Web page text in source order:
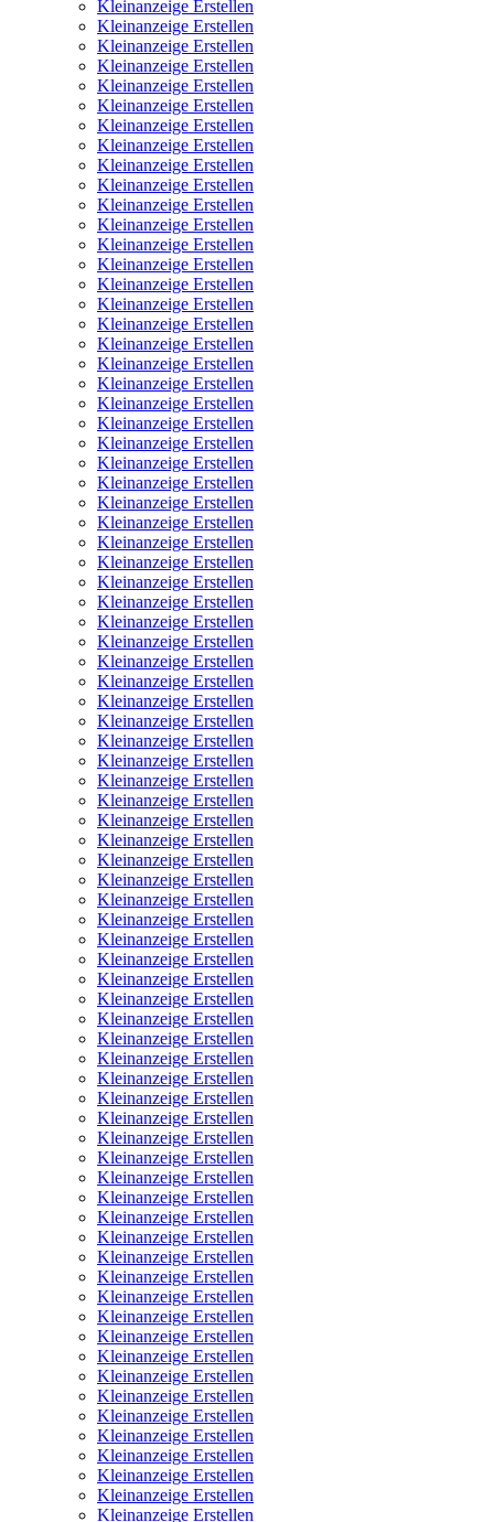
Kleinanzeige Erstellen
Kleinanzeige Erstellen
Kleinanzeige Erstellen
Kleinanzeige Erstellen
Kleinanzeige Erstellen
Kleinanzeige Erstellen
Kleinanzeige Erstellen
Kleinanzeige Erstellen
Kleinanzeige Erstellen
Kleinanzeige Erstellen
Kleinanzeige Erstellen
Kleinanzeige Erstellen
Kleinanzeige Erstellen
Kleinanzeige Erstellen
Kleinanzeige Erstellen
Kleinanzeige Erstellen
Kleinanzeige Erstellen
Kleinanzeige Erstellen
Kleinanzeige Erstellen
Kleinanzeige Erstellen
Kleinanzeige Erstellen
Kleinanzeige Erstellen
Kleinanzeige Erstellen
Kleinanzeige Erstellen
Kleinanzeige Erstellen
Kleinanzeige Erstellen
Kleinanzeige Erstellen
Kleinanzeige Erstellen
Kleinanzeige Erstellen
Kleinanzeige Erstellen
Kleinanzeige Erstellen
Kleinanzeige Erstellen
Kleinanzeige Erstellen
Kleinanzeige Erstellen
Kleinanzeige Erstellen
Kleinanzeige Erstellen
Kleinanzeige Erstellen
Kleinanzeige Erstellen
Kleinanzeige Erstellen
Kleinanzeige Erstellen
Kleinanzeige Erstellen
Kleinanzeige Erstellen
Kleinanzeige Erstellen
Kleinanzeige Erstellen
Kleinanzeige Erstellen
Kleinanzeige Erstellen
Kleinanzeige Erstellen
Kleinanzeige Erstellen
Kleinanzeige Erstellen
Kleinanzeige Erstellen
Kleinanzeige Erstellen
Kleinanzeige Erstellen
Kleinanzeige Erstellen
Kleinanzeige Erstellen
Kleinanzeige Erstellen
Kleinanzeige Erstellen
Kleinanzeige Erstellen
Kleinanzeige Erstellen
Kleinanzeige Erstellen
Kleinanzeige Erstellen
Kleinanzeige Erstellen
Kleinanzeige Erstellen
Kleinanzeige Erstellen
Kleinanzeige Erstellen
Kleinanzeige Erstellen
Kleinanzeige Erstellen
Kleinanzeige Erstellen
Kleinanzeige Erstellen
Kleinanzeige Erstellen
Kleinanzeige Erstellen
Kleinanzeige Erstellen
Kleinanzeige Erstellen
Kleinanzeige Erstellen
Kleinanzeige Erstellen
Kleinanzeige Erstellen
Kleinanzeige Erstellen
Kleinanzeige Erstellen